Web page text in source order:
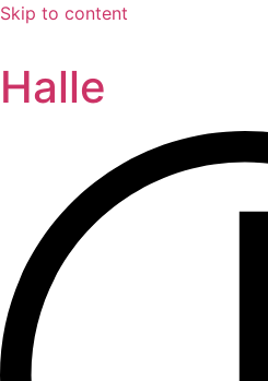
Skip to content
Halle